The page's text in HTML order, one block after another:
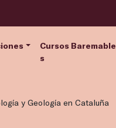
Cursos Baremable
s
y Geología en Cataluña